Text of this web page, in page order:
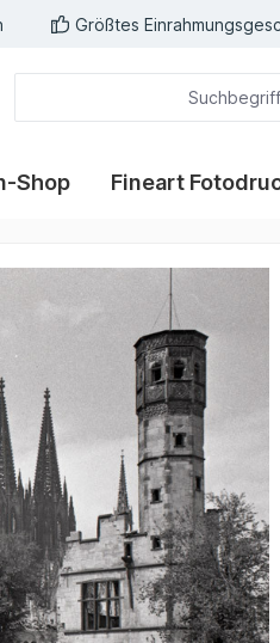
Größtes
Shop Fineart